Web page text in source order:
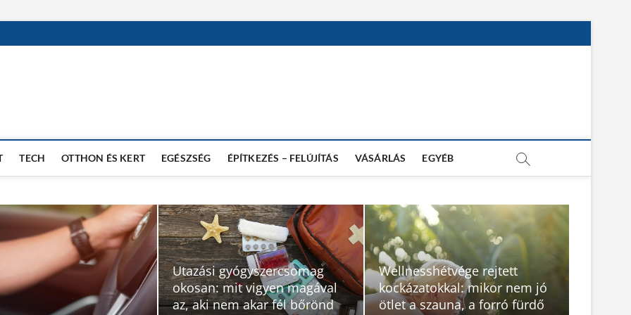
TECH OTTHON ÉS KERT EGÉSZSÉG ÉPÍTKEZÉS – FELÚJÍTÁS VÁSÁRLÁS EGYÉB
Utazási gyógyszercsomag
okosan: mit vigyen magával
az, aki nem akar fél bőrönd
Wellnesshétvége rejtett
kockázatokkal: mikor nem jó
ötlet a szauna, a forró fürdő